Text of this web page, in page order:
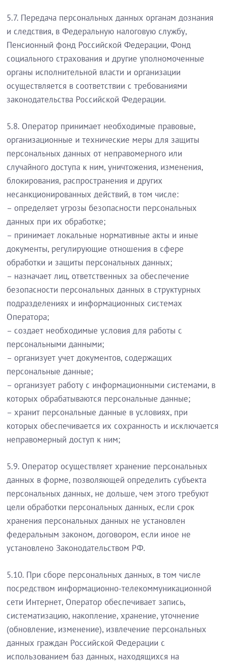
5.7. Передача персональных данных органам дознания
и следствия, в Федеральную налоговую службу,
Пенсионный фонд Российской Федерации, Фонд
социального страхования и другие уполномоченные
органы исполнительной власти и организации
осуществляется в соответствии с требованиями
законодательства Российской Федерации.
5.8. Оператор принимает необходимые правовые,
организационные и технические меры для защиты
персональных данных от неправомерного или
случайного доступа к ним, уничтожения, изменения,
блокирования, распространения и других
несанкционированных действий, в том числе:
– определяет угрозы безопасности персональных
данных при их обработке;
– принимает локальные нормативные акты и иные
документы, регулирующие отношения в сфере
обработки и защиты персональных данных;
– назначает лиц, ответственных за обеспечение
безопасности персональных данных в структурных
подразделениях и информационных системах
Оператора;
– создает необходимые условия для работы с
персональными данными;
– организует учет документов, содержащих
персональные данные;
– организует работу с информационными системами, в
которых обрабатываются персональные данные;
– хранит персональные данные в условиях, при
которых обеспечивается их сохранность и исключается
неправомерный доступ к ним;
5.9. Оператор осуществляет хранение персональных
данных в форме, позволяющей определить субъекта
персональных данных, не дольше, чем этого требуют
цели обработки персональных данных, если срок
хранения персональных данных не установлен
федеральным законом, договором, если иное не
установлено Законодательством РФ.
5.10. При сборе персональных данных, в том числе
посредством информационно-телекоммуникационной
сети Интернет, Оператор обеспечивает запись,
систематизацию, накопление, хранение, уточнение
(обновление, изменение), извлечение персональных
данных граждан Российской Федерации с
использованием баз данных, находящихся на